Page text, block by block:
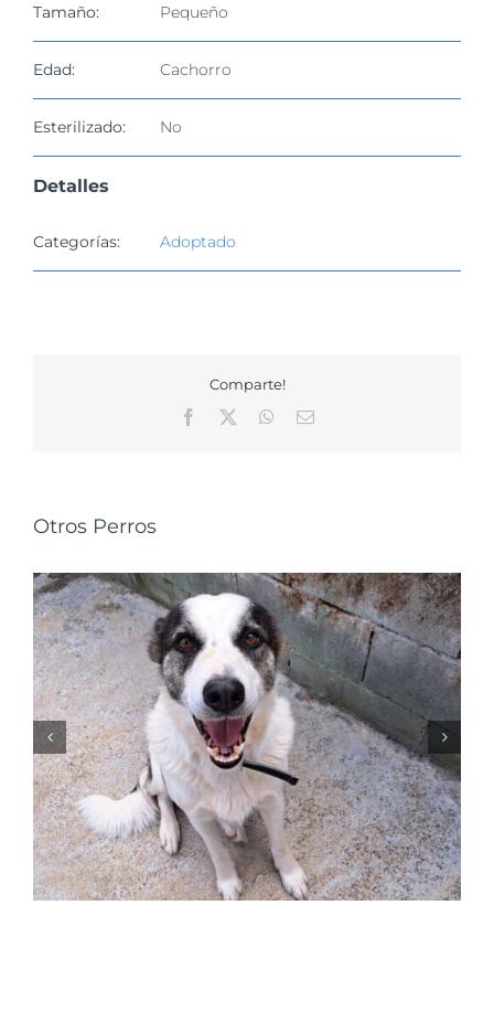
Tamaño: Pequeño
Edad: Cachorro
Esterilizado: No
Detalles
Categorías: Adoptado
Comparte!
Facebook
WhatsApp
Correo
Otros Perros
NALA